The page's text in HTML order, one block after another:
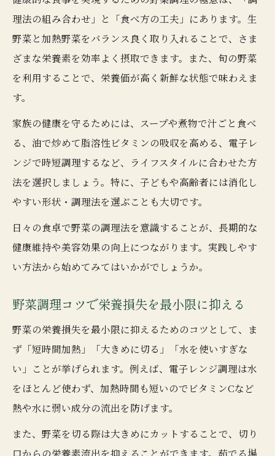
理法の組み合わせ」と「食べ方の工夫」にあります。生
野菜と加熱野菜をバランス良く取り入れることで、さま
ざまな栄養素を効率よく摂取できます。また、旬の野菜
を利用することで、栄養価が高く新鮮な状態で味わえま
す。
家族の健康を守るためには、スープや煮物で汁ごと食べ
る、油で炒めて脂溶性ビタミンの吸収を高める、電子レ
ンジで時短調理するなど、ライフスタイルに合わせた方
法を選択しましょう。特に、子どもや高齢者には消化し
やすい形状・調理法を選ぶことも大切です。
日々の食卓で野菜の調理法を意識することが、長期的な
健康維持や美容効果の向上につながります。実践しやす
い方法から始めてみてはいかがでしょうか。
野菜調理コツで栄養損失を最小限に抑える
野菜の栄養損失を最小限に抑えるためのコツとして、ま
ず「短時間加熱」「大きめに切る」「水を使いすぎな
い」ことが挙げられます。例えば、電子レンジ調理は水
をほとんど使わず、加熱時間も短いのでビタミンCなど
熱や水に弱い成分の流出を防げます。
また、野菜を切る際は大きめにカットすることで、切り
口からの栄養素流出を抑えることができます。茹でる場